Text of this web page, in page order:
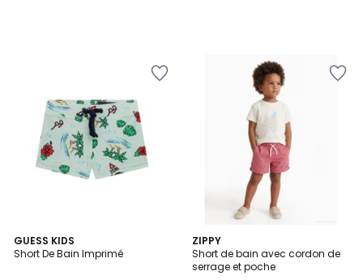
GUESS KIDS
Short De Bain Imprimé
ZIPPY
Short de bain avec cordon de
serrage et poche